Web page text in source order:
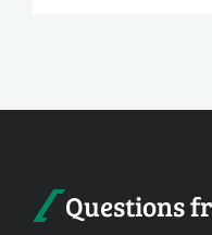
Questions